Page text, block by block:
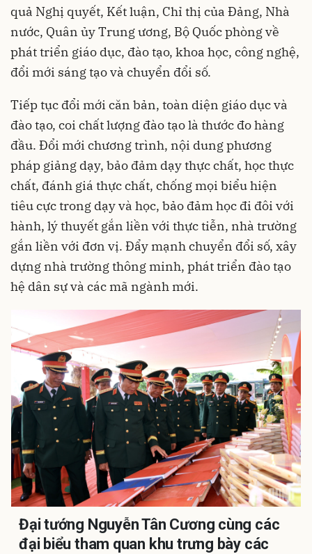
quả Nghị quyết, Kết luận, Chỉ thị của Đảng, Nhà
nước, Quân ủy Trung ương, Bộ Quốc phòng về
phát triển giáo dục, đào tạo, khoa học, công nghệ,
đổi mới sáng tạo và chuyển đổi số.
Tiếp tục đổi mới căn bản, toàn diện giáo dục và
đào tạo, coi chất lượng đào tạo là thước đo hàng
đầu. Đổi mới chương trình, nội dung phương
pháp giảng dạy, bảo đảm dạy thực chất, học thực
chất, đánh giá thực chất, chống mọi biểu hiện
tiêu cực trong dạy và học, bảo đảm học đi đôi với
hành, lý thuyết gắn liền với thực tiễn, nhà trường
gắn liền với đơn vị. Đẩy mạnh chuyển đổi số, xây
dựng nhà trường thông minh, phát triển đào tạo
hệ dân sự và các mã ngành mới.
Đại tướng Nguyễn Tân Cương cùng các
đại biểu tham quan khu trưng bày các